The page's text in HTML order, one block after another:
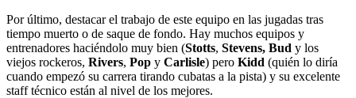
Por último, destacar el trabajo de este equipo en las jugadas tras
tiempo muerto o de saque de fondo. Hay muchos equipos y
entrenadores haciéndolo muy bien (Stotts, Stevens, Bud y los
viejos rockeros, Rivers, Pop y Carlisle) pero Kidd (quién lo diría
cuando empezó su carrera tirando cubatas a la pista) y su excelente
staff técnico están al nivel de los mejores.